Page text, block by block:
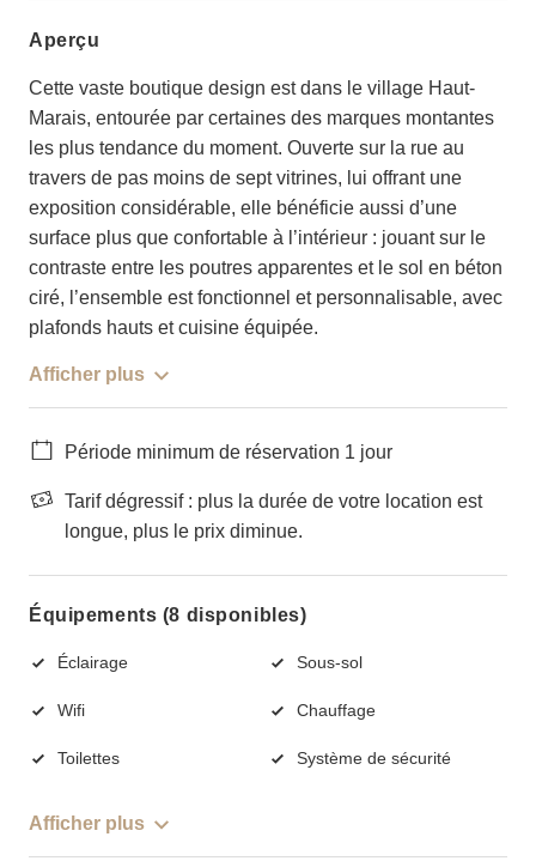
aperçu
Cette vaste boutique design est dans le village Haut-
Marais, entourée par certaines des marques montantes
les plus tendance du moment. Ouverte sur la rue au
travers de pas moins de sept vitrines, lui offrant une
exposition considérable, elle bénéficie aussi d’une
surface plus que confortable à l’intérieur : jouant sur le
contraste entre les poutres apparentes et le sol en béton
ciré, l’ensemble est fonctionnel et personnalisable, avec
plafonds hauts et cuisine équipée.
Afficher plus
Période minimum de réservation 1 jour
Tarif dégressif : plus la durée de votre location est
longue, plus le prix diminue.
Équipements (8 disponibles)
Éclairage Sous-sol
Wifi Chauffage
Toilettes Système de sécurité
Afficher plus